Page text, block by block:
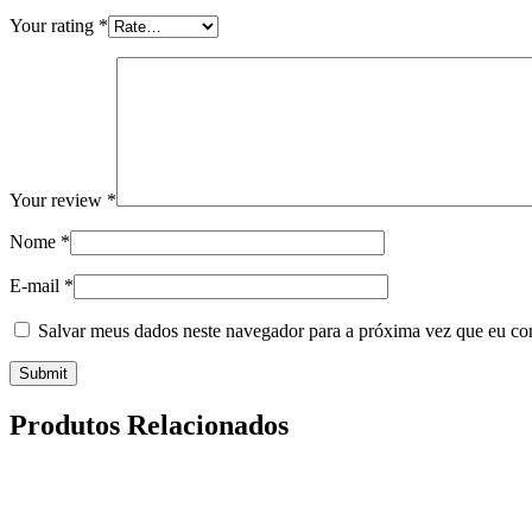
Your rating *
Your review *
Nome *
E-mail *
Salvar meus dados neste navegador para a próxima vez que eu
Produtos Relacionados